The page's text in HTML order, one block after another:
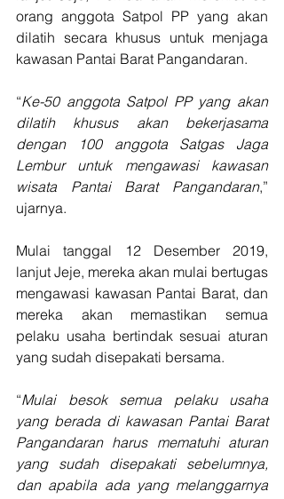
orang anggota Satpol PP yang akan
dilatih secara khusus untuk menjaga
kawasan Pantai Barat Pangandaran.
“Ke-50 anggota Satpol PP yang akan
dilatih khusus akan bekerjasama
dengan 100 anggota Satgas Jaga
Lembur untuk mengawasi kawasan
wisata Pantai Barat Pangandaran,”
ujarnya.
Mulai tanggal 12 Desember 2019,
lanjut Jeje, mereka akan mulai bertugas
mengawasi kawasan Pantai Barat, dan
mereka akan memastikan semua
pelaku usaha bertindak sesuai aturan
yang sudah disepakati bersama.
“Mulai besok semua pelaku usaha
yang berada di kawasan Pantai Barat
Pangandaran harus mematuhi aturan
yang sudah disepakati sebelumnya,
dan apabila ada yang melanggarnya